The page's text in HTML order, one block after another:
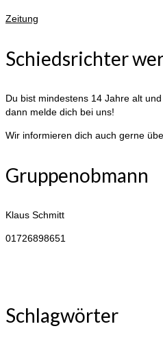
Zeitung
Schiedsrichter
Du bist mindestens 14 Jahre alt
dann melde dich bei uns!
Wir informieren dich auch gerne
Gruppenobmann
Klaus Schmitt
01726898651
Schlagwörter